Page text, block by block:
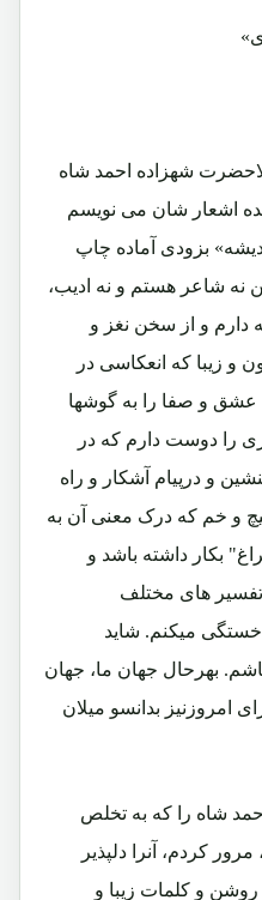
شهزاده احمد شاه
اشعار شان می نویسم
بزودی آماده چاپ
نه شاعر هستم و نه ادیب،
و از سخن نغز و
و زیبا که انعکاسی در
عشق و صفا را به گوشها
را دوست دارم که در
و درپیام آشکار و راه
و خم که درک معنی آن به
بکار داشته باشد و
تفسیر های مختلف
میکنم. شاید
بهرحال جهان ما، جهان
امروزنیز بدانسو میلان
شاه را که به تخلص
کردم، آنرا دلپذیر
روشن و کلمات زیبا و